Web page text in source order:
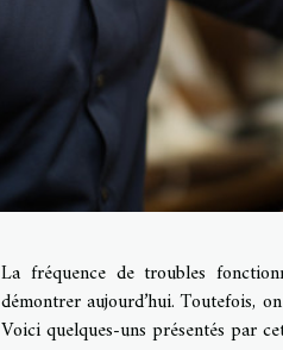
La fréquence de troubles
démontrer aujourd’hui. Toutefois,
Voici quelques-uns présentés par